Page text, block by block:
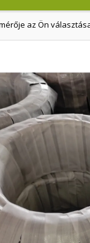
az Ön